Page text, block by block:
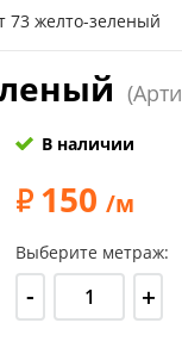
73 желто-зеленый
В наличии
150 /м
Выберите метраж:
- +